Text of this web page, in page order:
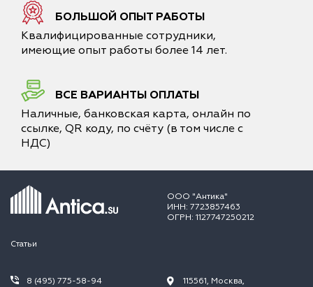
БОЛЬШОЙ ОПЫТ РАБОТЫ
Квалифицированные сотрудники,
имеющие опыт работы более 14 лет.
ВСЕ ВАРИАНТЫ ОПЛАТЫ
Наличные, банковская карта, онлайн по
ссылке, QR коду, по счёту (в том числе с
НДС)
ООО "Антика"
ИНН: 7723857463
ОГРН: 1127747250212
Статьи
8 (495) 775-58-94
115561, Москва,